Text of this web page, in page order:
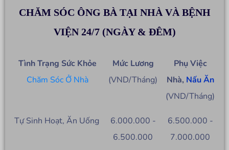
CHĂM SÓC ÔNG BÀ TẠI NHÀ VÀ BỆNH
VIỆN 24/7 (NGÀY & ĐÊM)
Tình Trạng Sức Khỏe
Chăm Sóc Ở Nhà
Mức Lương
(VND/Tháng)
Phụ Việc
Nhà, Nấu Ăn
(VND/Tháng)
Tự Sinh Hoạt, Ăn Uống
6.000.000 -
6.500.000
6.500.000 -
7.000.000